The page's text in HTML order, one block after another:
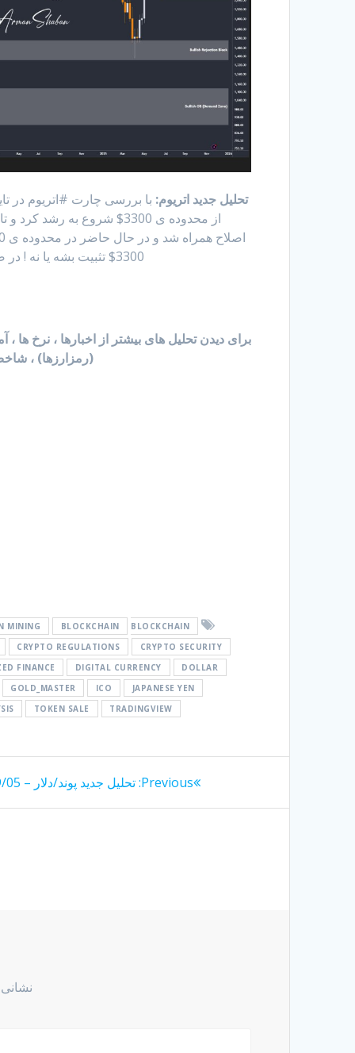
تحلیل جدید اتریوم: با بررسی چارت #اتریوم در
3300$ تثبیت بشه یا نه ! در صورت تثبیت قیمت میتونیم انتظار رشد اتریوم تا 4000$ رو داشته باشیم !
برای دیدن تحلیل های بیشتر از اخبارها ، نرخ ها
(رمزارزها) ،
MINING BLOCKCHAIN
BLOCKCHAIN
CRYPTO REGULATIONS
CRYPTO SECURITY
FINANCE DIGITAL CURRENCY
DOLLAR
GOLD_MASTER ICO
JAPANESE YEN
TOKEN SALE TRADINGVIEW
راهبری
نوشته
Previous:
Previous
تحلیل جدید پوند/دلار – 1404/09/05